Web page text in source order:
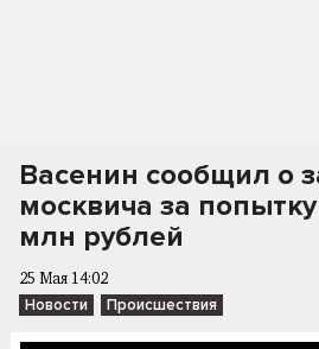
Васенин сообщил о
москвича за
млн рублей
25 Мая 14:02
Новости Происшествия